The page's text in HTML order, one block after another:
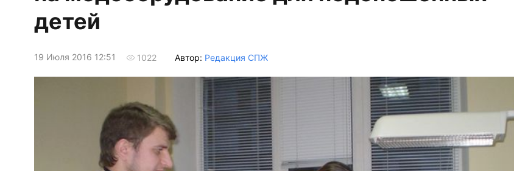
детей
19 Июля 2016 12:51 1022 Автор: Редакция СПЖ